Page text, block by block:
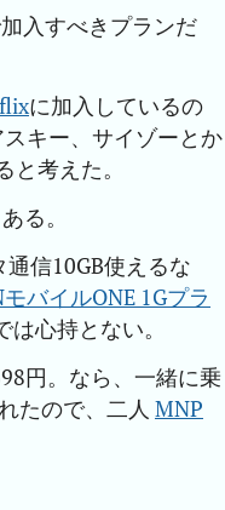
入すべきプランだ
に加入しているの
キー、サイゾーとか
考えた。
る。
信10GB使えるな
モバイルONE 1Gプラ
心持とない。
円。なら、一緒に乗
たので、二人 MNP